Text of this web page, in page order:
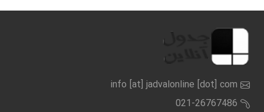
info [at] jadvalonline [dot] com
021-26767486